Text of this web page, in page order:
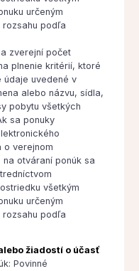
určeným
podľa
zverejní počet
plnenie kritérií, ktoré
údaje uvedené v
alebo názvu, sídla,
pobytu všetkých
sa ponuky
o verejnom
otváraní ponúk sa
všetkým
určeným
podľa
žiadostí o účasť
Povinné